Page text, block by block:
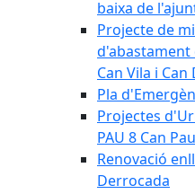
baixa de
Projecte de
d'abastament
Can Vila i
Pla
Projectes
PAU 8 Can
Renovació
Derrocada